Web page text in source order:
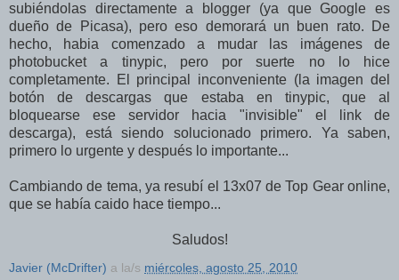
subiéndolas directamente a blogger (ya que Google es
dueño de Picasa), pero eso demorará un buen rato. De
hecho, habia comenzado a mudar las imágenes de
photobucket a tinypic, pero por suerte no lo hice
completamente. El principal inconveniente (la imagen del
botón de descargas que estaba en tinypic, que al
bloquearse ese servidor hacia "invisible" el link de
descarga), está siendo solucionado primero. Ya saben,
primero lo urgente y después lo importante...
Cambiando de tema, ya resubí el 13x07 de Top Gear online,
que se había caido hace tiempo...
Saludos!
Javier (McDrifter) a la/s miércoles, agosto 25, 2010